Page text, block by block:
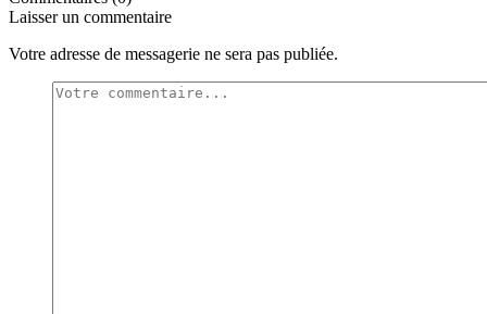
Laisser un commentaire
Votre adresse de messagerie ne sera pas publiée.